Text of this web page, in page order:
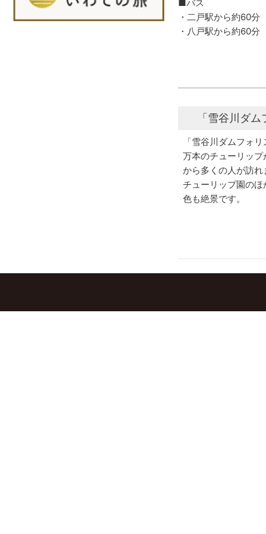
■バス
・二戸駅から約60分
・八戸駅から約60分
「雪谷川ダ
「雪谷川ダムフォ
万本のチューリッ
から多くの人が訪れ
チューリップ園の
色も絶景です。